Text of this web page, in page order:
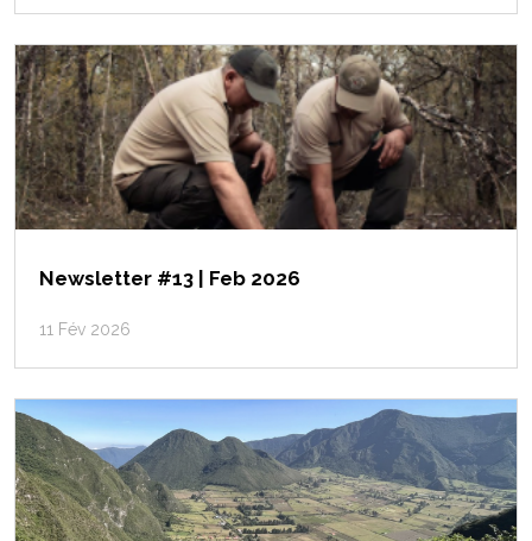
Newsletter #13 | Feb 2026
11 Fév 2026